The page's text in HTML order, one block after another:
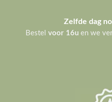
voor 16uen we